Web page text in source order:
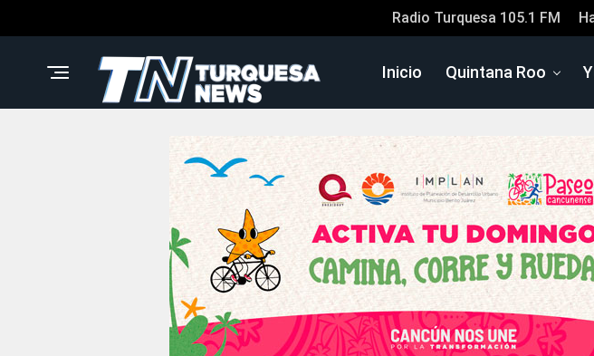
Radio Turquesa 105.1 FM
Inicio Quintana Roo